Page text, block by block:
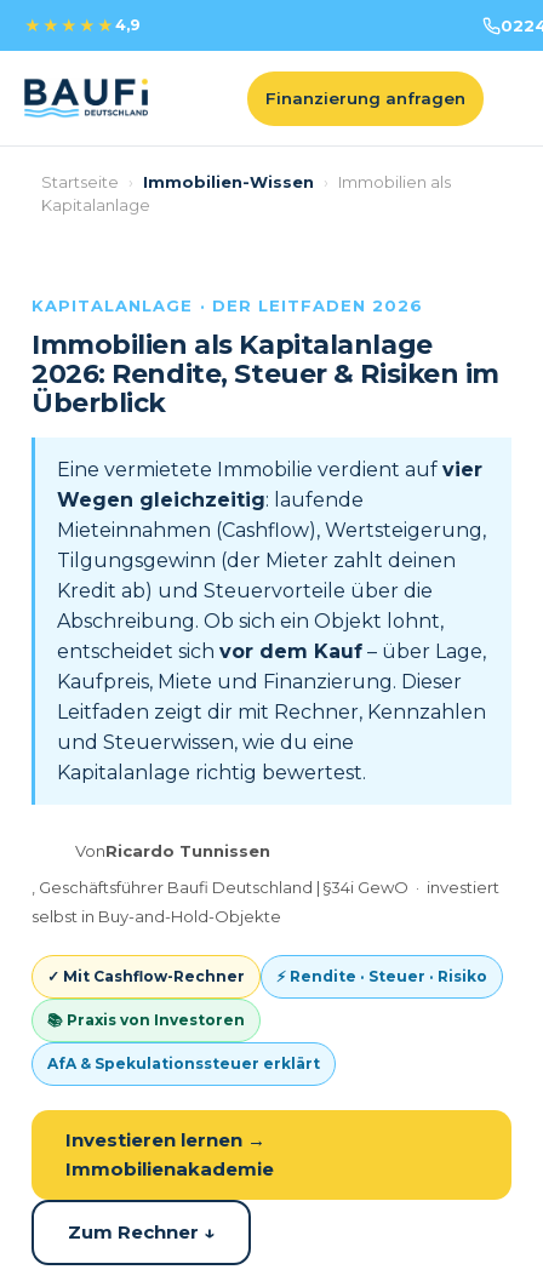
★★★★★ 4,9
Finanzierung anfragen
Startseite › Immobilien-Wissen ›
Immobilien als
Kapitalanlage
KAPITALANLAGE · DER LEITFADEN 2026
Immobilien als Kapitalanlage
2026: Rendite, Steuer & Risiken im
Überblick
Eine vermietete Immobilie verdient auf vier
Wegen gleichzeitig: laufende
Mieteinnahmen (Cashflow), Wertsteigerung,
Tilgungsgewinn (der Mieter zahlt deinen
Kredit ab) und Steuervorteile über die
Abschreibung. Ob sich ein Objekt lohnt,
entscheidet sich vor dem Kauf – über Lage,
Kaufpreis, Miete und Finanzierung. Dieser
Leitfaden zeigt dir mit Rechner, Kennzahlen
und Steuerwissen, wie du eine
Kapitalanlage richtig bewertest.
VonRicardo Tunnissen
, Geschäftsführer Baufi Deutschland | §34i GewO · investiert
selbst in Buy-and-Hold-Objekte
✓ Mit Cashflow-Rechner ⚡ Rendite · Steuer · Risiko
📚 Praxis von Investoren
AfA & Spekulationssteuer erklärt
Investieren lernen →
Immobilienakademie
Zum Rechner ↓